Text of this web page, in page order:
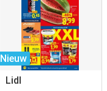
Nieuw
Lidl